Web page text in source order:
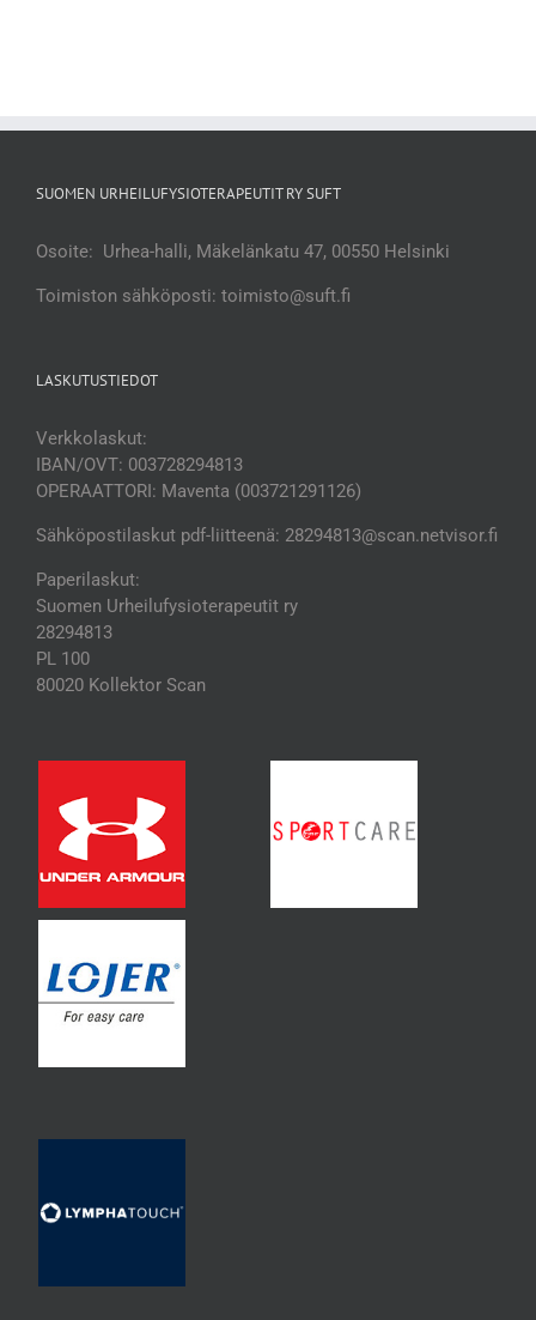
SUOMEN URHEILUFYSIOTERAPEUTIT RY SUFT
Osoite: Urhea-halli, Mäkelänkatu 47, 00550 Helsinki
Toimiston sähköposti: toimisto@suft.fi
LASKUTUSTIEDOT
Verkkolaskut:
IBAN/OVT: 003728294813
OPERAATTORI: Maventa (003721291126)
Sähköpostilaskut pdf-liitteenä: 28294813@scan.netvisor.fi
Paperilaskut:
Suomen Urheilufysioterapeutit ry
28294813
PL 100
80020 Kollektor Scan